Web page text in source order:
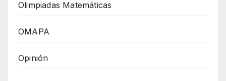
Olimpiadas Matemáticas
OMAPA
Opinión